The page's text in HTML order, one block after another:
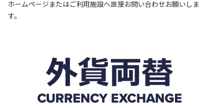
ホームページまたはご利用施設へ直接お問い合わせお願いしま
す。